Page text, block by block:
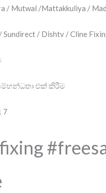
/ Mutwal /Mattakkuliya /
/ Dishtv / Cline
එක් කිරීම
7